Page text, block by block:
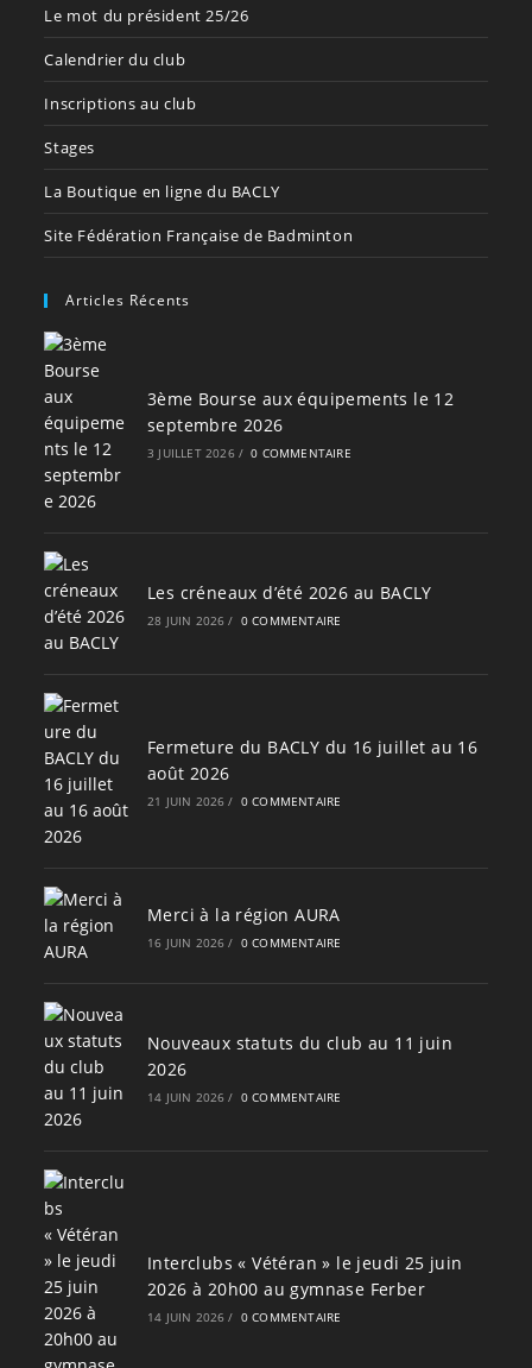
Le mot du président 25/26
Calendrier du club
Inscriptions au club
Stages
La Boutique en ligne du BACLY
Site Fédération Française de Badminton
Articles Récents
3ème Bourse aux équipements le 12
septembre 2026
3 JUILLET 2026 / 0 COMMENTAIRE
Les créneaux d’été 2026 au BACLY
28 JUIN 2026 / 0 COMMENTAIRE
Fermeture du BACLY du 16 juillet au 16
août 2026
21 JUIN 2026 / 0 COMMENTAIRE
Merci à la région AURA
16 JUIN 2026 / 0 COMMENTAIRE
Nouveaux statuts du club au 11 juin
2026
14 JUIN 2026 / 0 COMMENTAIRE
Interclubs « Vétéran » le jeudi 25 juin
2026 à 20h00 au gymnase Ferber
14 JUIN 2026 / 0 COMMENTAIRE